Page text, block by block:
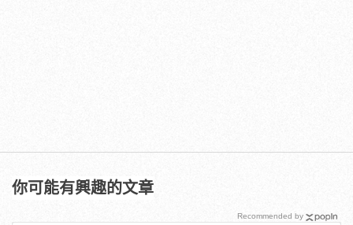
你可能有興趣的文章
Recommended by